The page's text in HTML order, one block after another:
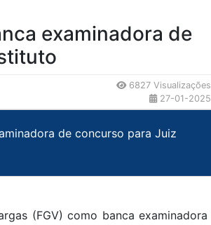
examinadora de
6827 Visualizações
27-01-2025
de concurso para Juiz
(FGV) como banca examinadora